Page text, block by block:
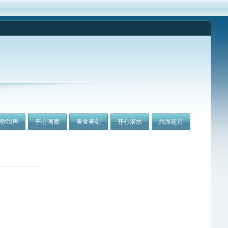
我声 开心画廊 美食美刻 开心灌水 旅游超市